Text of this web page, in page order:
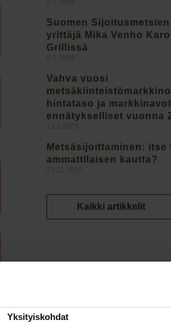
Yksityiskohdat
Suomen Sijoitusmetsien
yrittäjä Mika Venho
Grillissä
Vahva vuosi
hintataso ja
ennätykselliset vuonna
Metsäsijoittaminen: itse
ammattilaisen kautta?
Kaikki artikkelit